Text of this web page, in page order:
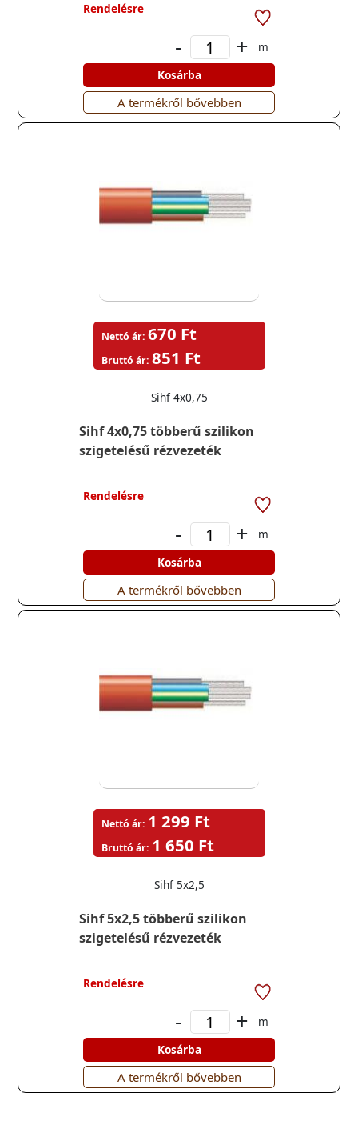
Rendelésre
- +
m
Kosárba
A termékről bővebben
Sihf 4x0,75 többerű szilikon
szigetelésű rézvezeték
Sihf 4x0,75
Nettó ár: 670 Ft
Bruttó ár: 851 Ft
Rendelésre
- +
m
Kosárba
A termékről bővebben
Sihf 5x2,5 többerű szilikon
szigetelésű rézvezeték
Sihf 5x2,5
Nettó ár: 1 299 Ft
Bruttó ár: 1 650 Ft
Rendelésre
- +
m
Kosárba
A termékről bővebben